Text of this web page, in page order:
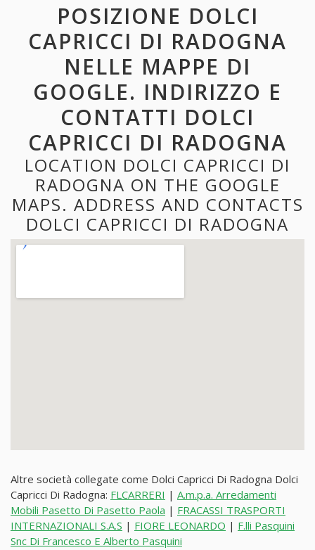
POSIZIONE DOLCI
CAPRICCI DI RADOGNA
NELLE MAPPE DI
GOOGLE. INDIRIZZO E
CONTATTI DOLCI
CAPRICCI DI RADOGNA
LOCATION DOLCI CAPRICCI DI
RADOGNA ON THE GOOGLE
MAPS. ADDRESS AND CONTACTS
DOLCI CAPRICCI DI RADOGNA
Altre società collegate come Dolci Capricci Di Radogna Dolci
Capricci Di Radogna: FLCARRERI | A.m.p.a. Arredamenti
Mobili Pasetto Di Pasetto Paola | FRACASSI TRASPORTI
INTERNAZIONALI S.A.S | FIORE LEONARDO | F.lli Pasquini
Snc Di Francesco E Alberto Pasquini